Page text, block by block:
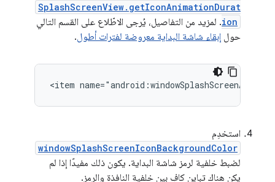
SplashScreenView.getIconAnimationDurat
ion. لمزيد من التفاصيل، يُرجى الاطّلاع على القسم التالي
حول إبقاء شاشة البداية معروضة لفترات أطول.
استخدِم
windowSplashScreenIconBackgroundColor
لضبط خلفية لرمز شاشة البداية. يكون ذلك مفيدًا إذا لم
يكن هناك تباين كافٍ بين خلفية النافذة والرمز.